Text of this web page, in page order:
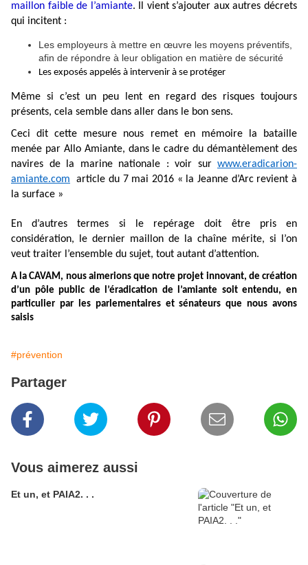
maillon faible de l’amiante. Il vient s’ajouter aux autres décrets
qui incitent :
Les employeurs à mettre en œuvre les moyens préventifs,
afin de répondre à leur obligation en matière de sécurité
Les exposés appelés à intervenir à se protéger
Même si c’est un peu lent en regard des risques toujours
présents, cela semble dans aller dans le bon sens.
Ceci dit cette mesure nous remet en mémoire la bataille
menée par Allo Amiante, dans le cadre du démantèlement des
navires de la marine nationale : voir sur www.eradicarion-
amiante.com article du 7 mai 2016 « la Jeanne d’Arc revient à
la surface »
En d’autres termes si le repérage doit être pris en
considération, le dernier maillon de la chaîne mérite, si l’on
veut traiter l’ensemble du sujet, tout autant d’attention.
A la CAVAM, nous aimerions que notre projet innovant, de création
d’un pôle public de l’éradication de l’amiante soit entendu, en
particulier par les parlementaires et sénateurs que nous avons
saisis
#prévention
Partager
Vous aimerez aussi
Et un, et PAIA2. . .